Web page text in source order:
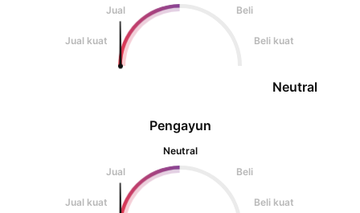
Pengayun
Neutral
Jual
Beli
Jual kuat Beli kuat
Jual
Beli
Jual kuat Beli kuat
Neutral